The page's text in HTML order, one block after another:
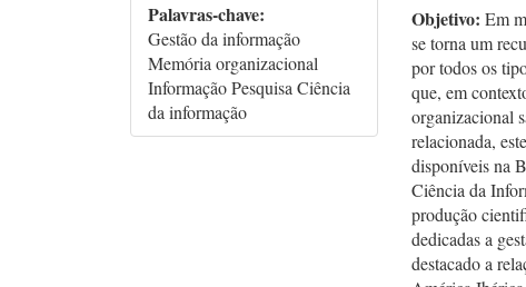
Palavras-chave:
Gestão da informação
Memória organizacional
Informação Pesquisa Ciência
da informação
Objetivo:Em
se torna um
por todos os
que, em
organizacional
relacionada,
disponíveis na
Ciência da
produção
dedicadas a
destacado a